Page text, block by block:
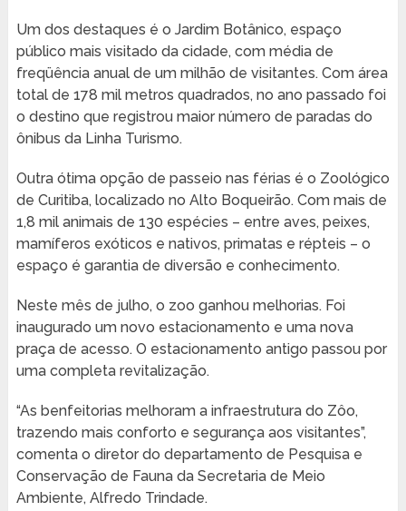
Um dos destaques é o Jardim Botânico, espaço
público mais visitado da cidade, com média de
freqüência anual de um milhão de visitantes. Com área
total de 178 mil metros quadrados, no ano passado foi
o destino que registrou maior número de paradas do
ônibus da Linha Turismo.
Outra ótima opção de passeio nas férias é o Zoológico
de Curitiba, localizado no Alto Boqueirão. Com mais de
1,8 mil animais de 130 espécies – entre aves, peixes,
mamíferos exóticos e nativos, primatas e répteis – o
espaço é garantia de diversão e conhecimento.
Neste mês de julho, o zoo ganhou melhorias. Foi
inaugurado um novo estacionamento e uma nova
praça de acesso. O estacionamento antigo passou por
uma completa revitalização.
“As benfeitorias melhoram a infraestrutura do Zôo,
trazendo mais conforto e segurança aos visitantes”,
comenta o diretor do departamento de Pesquisa e
Conservação de Fauna da Secretaria de Meio
Ambiente, Alfredo Trindade.